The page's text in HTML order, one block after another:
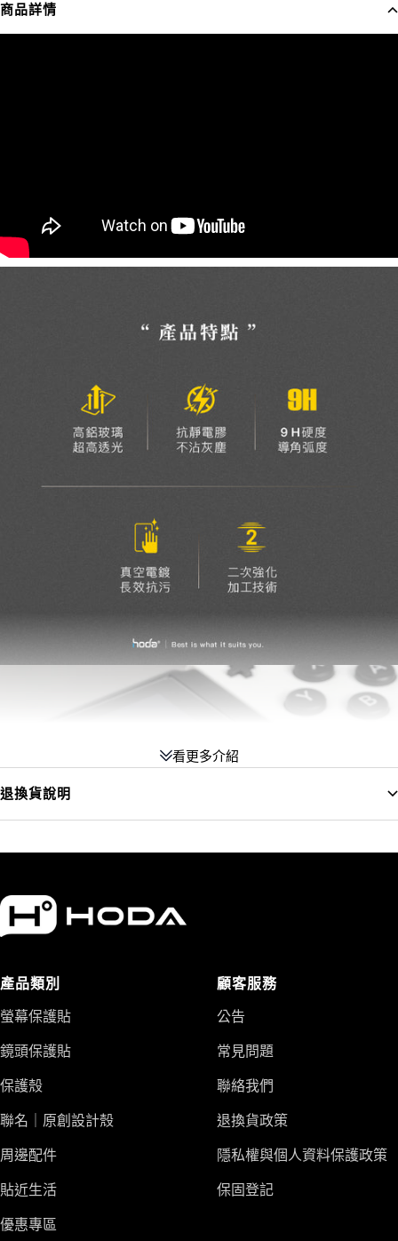
商品詳情
看更多介紹
退換貨說明
產品類別
螢幕保護貼
鏡頭保護貼
保護殼
聯名｜原創設計殼
周邊配件
貼近生活
優惠專區
顧客服務
公告
常見問題
聯絡我們
退換貨政策
隱私權與個人資料保護政策
保固登記